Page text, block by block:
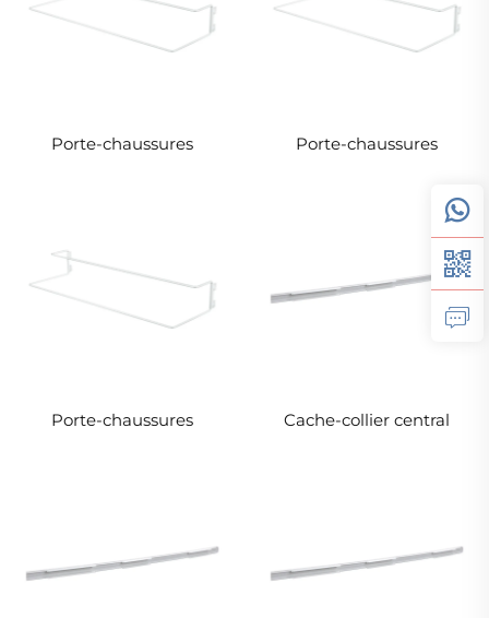
Porte-chaussures Porte-chaussures
Porte-chaussures Cache-collier central